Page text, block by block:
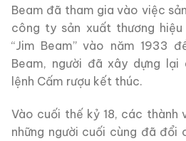
Beam đã tham gia vào việc
công ty sản xuất thương
“Jim Beam” vào năm 1933
Beam, người đã xây dựng lại
lệnh Cấm rượu kết thúc.
Vào cuối thế kỷ 18, các thành
những người cuối cùng đã đổi